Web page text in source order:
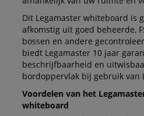
Dit Legamaster whiteboard is
afkomstig uit goed beheerde,
bossen en andere
biedt Legamaster 10 jaar
beschrijfbaarheid en
bordoppervlak bij gebruik van
Voordelen van het
whiteboard